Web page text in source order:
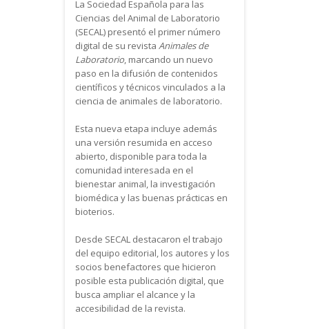
La Sociedad Española para las
Ciencias del Animal de Laboratorio
(SECAL) presentó el primer número
digital de su revista Animales de
Laboratorio, marcando un nuevo
paso en la difusión de contenidos
científicos y técnicos vinculados a la
ciencia de animales de laboratorio.
Esta nueva etapa incluye además
una versión resumida en acceso
abierto, disponible para toda la
comunidad interesada en el
bienestar animal, la investigación
biomédica y las buenas prácticas en
bioterios.
Desde SECAL destacaron el trabajo
del equipo editorial, los autores y los
socios benefactores que hicieron
posible esta publicación digital, que
busca ampliar el alcance y la
accesibilidad de la revista.